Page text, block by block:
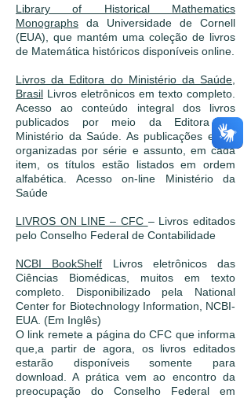
Library of Historical Mathematics
Monographs da Universidade de Cornell
(EUA), que mantém uma coleção de livros
de Matemática históricos disponíveis online.
Livros da Editora do Ministério da Saúde,
Brasil Livros eletrônicos em texto completo.
Acesso ao conteúdo integral dos livros
publicados por meio da Editora do
Ministério da Saúde. As publicações estão
organizadas por série e assunto, em cada
item, os títulos estão listados em ordem
alfabética. Acesso on-line Ministério da
Saúde
LIVROS ON LINE – CFC – Livros editados
pelo Conselho Federal de Contabilidade
NCBI BookShelf Livros eletrônicos das
Ciências Biomédicas, muitos em texto
completo. Disponibilizado pela National
Center for Biotechnology Information, NCBI-
EUA. (Em Inglês)
O link remete a página do CFC que informa
que,a partir de agora, os livros editados
estarão disponíveis somente para
download. A prática vem ao encontro da
preocupação do Conselho Federal em